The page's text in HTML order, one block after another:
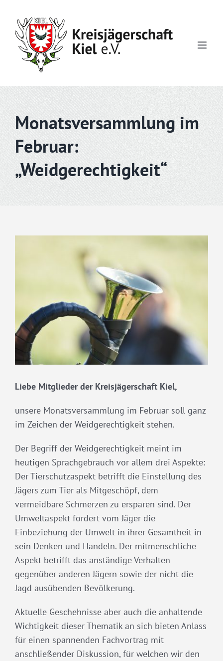
content
Monatsversammlung im
Februar:
„Weidgerechtigkeit“
Liebe Mitglieder der Kreisjägerschaft Kiel,
unsere Monatsversammlung im Februar soll ganz
im Zeichen der Weidgerechtigkeit stehen.
Der Begriff der Weidgerechtigkeit meint im
heutigen Sprachgebrauch vor allem drei Aspekte:
Der Tierschutzaspekt betrifft die Einstellung des
Jägers zum Tier als Mitgeschöpf, dem
vermeidbare Schmerzen zu ersparen sind. Der
Umweltaspekt fordert vom Jäger die
Einbeziehung der Umwelt in ihrer Gesamtheit in
sein Denken und Handeln. Der mitmenschliche
Aspekt betrifft das anständige Verhalten
gegenüber anderen Jägern sowie der nicht die
Jagd ausübenden Bevölkerung.
Aktuelle Geschehnisse aber auch die anhaltende
Wichtigkeit dieser Thematik an sich bieten Anlass
für einen spannenden Fachvortrag mit
anschließender Diskussion, für welchen wir den